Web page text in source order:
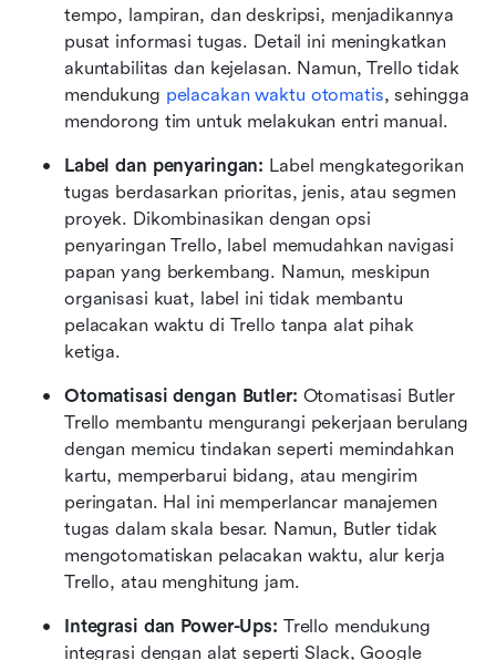
tempo, lampiran, dan deskripsi, menjadikannya
pusat informasi tugas. Detail ini meningkatkan
akuntabilitas dan kejelasan. Namun, Trello tidak
mendukung pelacakan waktu otomatis, sehingga
mendorong tim untuk melakukan entri manual.
Label dan penyaringan: Label mengkategorikan
tugas berdasarkan prioritas, jenis, atau segmen
proyek. Dikombinasikan dengan opsi
penyaringan Trello, label memudahkan navigasi
papan yang berkembang. Namun, meskipun
organisasi kuat, label ini tidak membantu
pelacakan waktu di Trello tanpa alat pihak
ketiga.
Otomatisasi dengan Butler: Otomatisasi Butler
Trello membantu mengurangi pekerjaan berulang
dengan memicu tindakan seperti memindahkan
kartu, memperbarui bidang, atau mengirim
peringatan. Hal ini memperlancar manajemen
tugas dalam skala besar. Namun, Butler tidak
mengotomatiskan pelacakan waktu, alur kerja
Trello, atau menghitung jam.
Integrasi dan Power-Ups: Trello mendukung
integrasi dengan alat seperti Slack, Google